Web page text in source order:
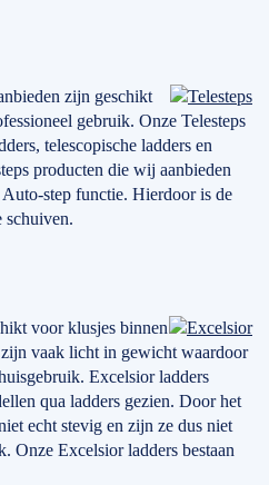
zijn geschikt
gebruik. Onze Telesteps
telescopische ladders en
producten die wij aanbieden
step functie. Hierdoor is de
te schuiven.
voor klusjes binnen
vaak licht in gewicht waardoor
Excelsior ladders
qua ladders gezien. Door het
echt stevig en zijn ze dus niet
Onze Excelsior ladders bestaan